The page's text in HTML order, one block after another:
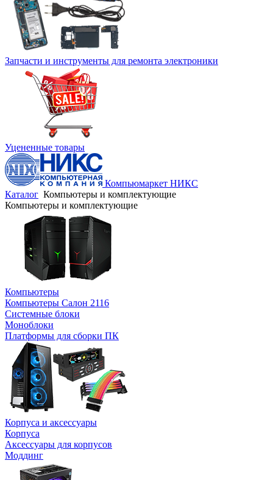
Запчасти и инструменты для ремонта электроники
Уцененные товары
Компьюмаркет НИКС
Каталог Компьютеры и комплектующие
Компьютеры и комплектующие
Компьютеры
Компьютеры Салон 2116
Системные блоки
Моноблоки
Платформы для сборки ПК
Корпуса и аксессуары
Корпуса
Аксессуары для корпусов
Моддинг